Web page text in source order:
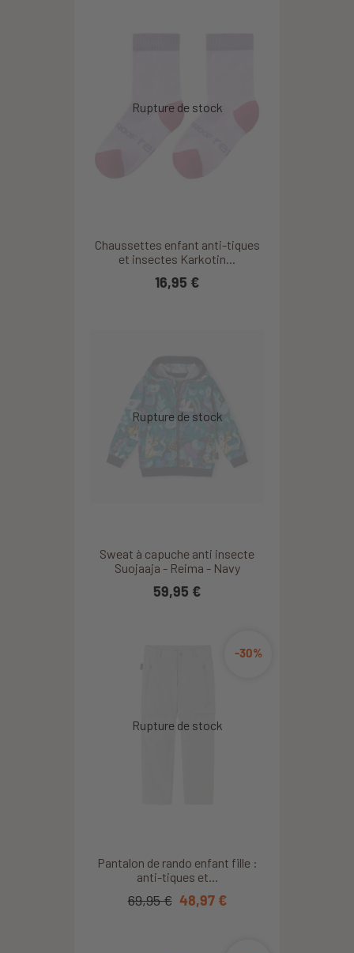
Chaussettes enfant anti-tiques
et insectes Karkotin...
16,95 €
Sweat à capuche anti insecte
Suojaaja - Reima - Navy
59,95 €
Pantalon de rando enfant fille :
anti-tiques et...
-30%
69,95 € 48,97 €